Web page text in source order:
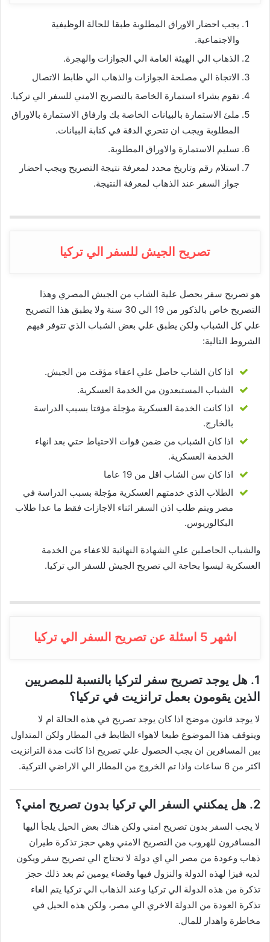
يجب احضار الاوراق المطلوبة طبقا للحالة الوظيفية
والاجتماعية.
الذهاب الي الهيئة العامة الي الجوازات والهجرة.
الاتجاة الي مصلحة الجوازات والذهاب الي ظابط الاتصال
تقوم بشراء استمارة الخاصة بالتصريح الامني للسفر الي تركيا.
ملئ الاستمارة بالبيانات الخاصة بك وارفاق الاستمارة بالاوراق
المطلوبة ويجب ان تتحري الدقة في كتابة البيانات.
تسليم الاستمارة والاوراق المطلوبة.
استلام رقم وتاريخ محدد لمعرفة نتيجة التصريح ويجب احضار
جواز السفر عند الذهاب لمعرفة النتيجة.
تصريح الجيش للسفر الي تركيا
هو تصريح سفر يحصل علية الشاب من الجيش المصري وهذا
التصريح خاص بالذكور من 19 الي 30 سنة ولا يطبق هذا التصريح
علي كل الشباب ولكن يطبق علي بعض الشباب الذي تتوفر فيهم
الشروط التالية:
اذا كان الشاب حاصل علي اعفاء مؤقت من الجيش.
الشباب المستبعدون من الخدمة العسكرية.
اذا كانت الخدمة العسكرية مؤجلة مؤقتا بسبب الدراسة
بالخارج.
اذا كان الشباب من ضمن قوات الاحتياط حتي بعد انهاء
الخدمة العسكرية.
اذا كان سن الشاب اقل من 19 عاما
الطلاب الذي خدمتهم العسكرية مؤجلة بسبب الدراسة في
مصر ويتم طلب اذن السفر اثناء الاجازات فقط ما عدا طلاب
البكالوريوس.
والشباب الحاصلين علي الشهادة النهائية للاعفاء من الخدمة
العسكرية ليسوا بحاجة الي تصريح الجيش للسفر الي تركيا.
اشهر 5 اسئلة عن تصريح السفر الي تركيا
1. هل يوجد تصريح سفر لتركيا بالنسبة للمصريين
الذين يقومون بعمل ترانزيت في تركيا؟
لا يوجد قانون موضح اذا كان يوجد تصريح في هذه الحالة ام لا
ويتوقف هذا الموضوع طبعا لاهواء الظابط في المطار ولكن المتداول
بين المسافرين ان يجب الحصول علي تصريح اذا كانت مدة الترانزيت
اكثر من 6 ساعات واذا تم الخروج من المطار الي الاراضي التركية.
2. هل يمكنني السفر الي تركيا بدون تصريح امني؟
لا يجب السفر بدون تصريح امني ولكن هناك بعض الحيل يلجأ اليها
المسافرون للهروب من التصريح الامني وهي حجز تذكرة طيران
ذهاب وعودة من مصر الي اي دولة لا تحتاج الي تصريح سفر ويكون
لديه فيزا لهذه الدولة والنزول فيها وقضاء يومين ثم بعد ذلك حجز
تذكرة من هذه الدولة الي تركيا وعند الذهاب الي تركيا يتم الغاء
تذكرة العودة من الدولة الاخري الي مصر، ولكن هذه الحيل في
مخاطرة واهدار للمال.